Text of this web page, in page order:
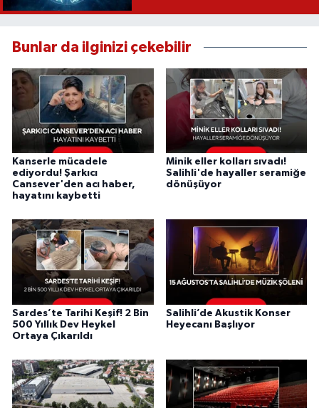
Bunlar da ilginizi çekebilir
Kanserle mücadele
ediyordu! Şarkıcı
Cansever'den acı haber,
hayatını kaybetti
Minik eller kolları sıvadı!
Salihli'de hayaller seramiğe
dönüşüyor
Sardes’te Tarihi Keşif! 2 Bin
500 Yıllık Dev Heykel
Ortaya Çıkarıldı
Salihli’de Akustik Konser
Heyecanı Başlıyor